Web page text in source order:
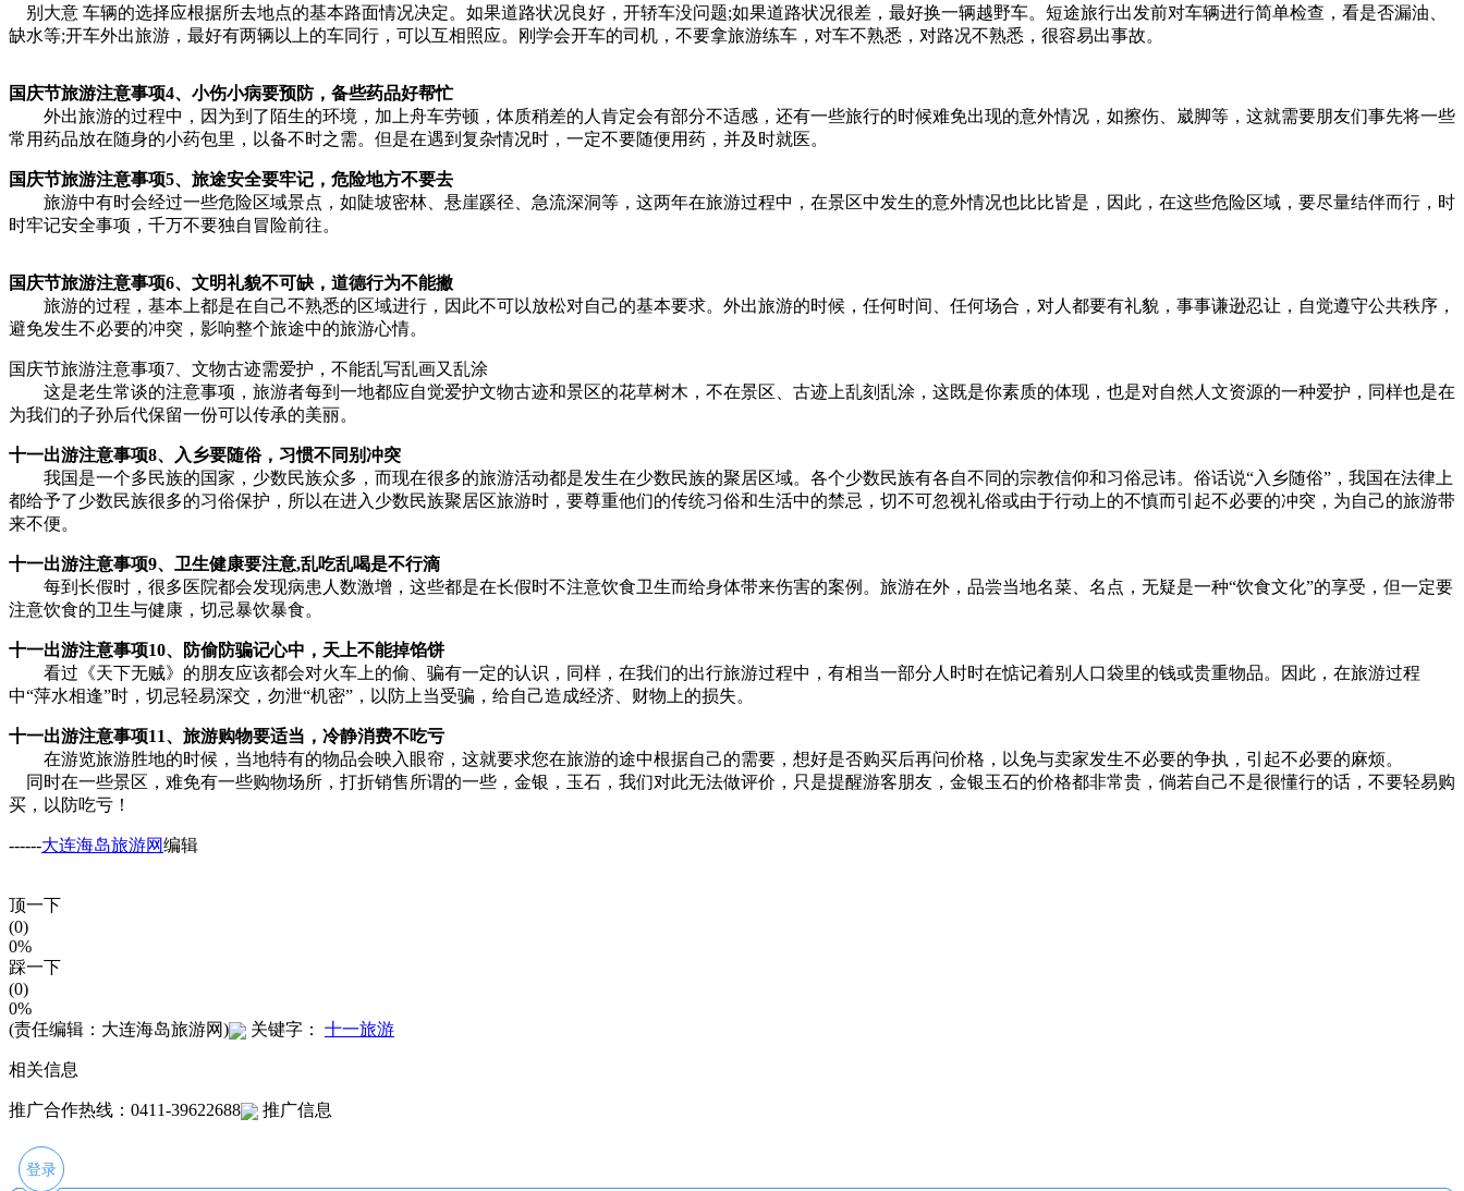
别大意 车辆的选择应根据所去地点的基本路面情况决定。如果道路状况良好，开轿车没问题;如果道路状况很差，最好换一辆越野车。短途旅行出发前对车辆进行简单检查，看是否漏油、
缺水等;开车外出旅游，最好有两辆以上的车同行，可以互相照应。刚学会开车的司机，不要拿旅游练车，对车不熟悉，对路况不熟悉，很容易出事故。
国庆节旅游注意事项4、小伤小病要预防，备些药品好帮忙
外出旅游的过程中，因为到了陌生的环境，加上舟车劳顿，体质稍差的人肯定会有部分不适感，还有一些旅行的时候难免出现的意外情况，如擦伤、崴脚等，这就需要朋友们事先将一些
常用药品放在随身的小药包里，以备不时之需。但是在遇到复杂情况时，一定不要随便用药，并及时就医。
国庆节旅游注意事项5、旅途安全要牢记，危险地方不要去
旅游中有时会经过一些危险区域景点，如陡坡密林、悬崖蹊径、急流深洞等，这两年在旅游过程中，在景区中发生的意外情况也比比皆是，因此，在这些危险区域，要尽量结伴而行，时
时牢记安全事项，千万不要独自冒险前往。
国庆节旅游注意事项6、文明礼貌不可缺，道德行为不能撇
旅游的过程，基本上都是在自己不熟悉的区域进行，因此不可以放松对自己的基本要求。外出旅游的时候，任何时间、任何场合，对人都要有礼貌，事事谦逊忍让，自觉遵守公共秩序，
避免发生不必要的冲突，影响整个旅途中的旅游心情。
国庆节旅游注意事项7、文物古迹需爱护，不能乱写乱画又乱涂
这是老生常谈的注意事项，旅游者每到一地都应自觉爱护文物古迹和景区的花草树木，不在景区、古迹上乱刻乱涂，这既是你素质的体现，也是对自然人文资源的一种爱护，同样也是在
为我们的子孙后代保留一份可以传承的美丽。
十一出游注意事项8、入乡要随俗，习惯不同别冲突
我国是一个多民族的国家，少数民族众多，而现在很多的旅游活动都是发生在少数民族的聚居区域。各个少数民族有各自不同的宗教信仰和习俗忌讳。俗话说“入乡随俗”，我国在法律上
都给予了少数民族很多的习俗保护，所以在进入少数民族聚居区旅游时，要尊重他们的传统习俗和生活中的禁忌，切不可忽视礼俗或由于行动上的不慎而引起不必要的冲突，为自己的旅游带
来不便。
十一出游注意事项9、卫生健康要注意,乱吃乱喝是不行滴
每到长假时，很多医院都会发现病患人数激增，这些都是在长假时不注意饮食卫生而给身体带来伤害的案例。旅游在外，品尝当地名菜、名点，无疑是一种“饮食文化”的享受，但一定要
注意饮食的卫生与健康，切忌暴饮暴食。
十一出游注意事项10、防偷防骗记心中，天上不能掉馅饼
看过《天下无贼》的朋友应该都会对火车上的偷、骗有一定的认识，同样，在我们的出行旅游过程中，有相当一部分人时时在惦记着别人口袋里的钱或贵重物品。因此，在旅游过程
中“萍水相逢”时，切忌轻易深交，勿泄“机密”，以防上当受骗，给自己造成经济、财物上的损失。
十一出游注意事项11、旅游购物要适当，冷静消费不吃亏
在游览旅游胜地的时候，当地特有的物品会映入眼帘，这就要求您在旅游的途中根据自己的需要，想好是否购买后再问价格，以免与卖家发生不必要的争执，引起不必要的麻烦。
同时在一些景区，难免有一些购物场所，打折销售所谓的一些，金银，玉石，我们对此无法做评价，只是提醒游客朋友，金银玉石的价格都非常贵，倘若自己不是很懂行的话，不要轻易购
买，以防吃亏！
------大连海岛旅游网编辑
顶一下
(0)
0%
踩一下
(0)
0%
(责任编辑：大连海岛旅游网)
关键字： 十一旅游
相关信息
推广合作热线：0411-39622688 推广信息
登录